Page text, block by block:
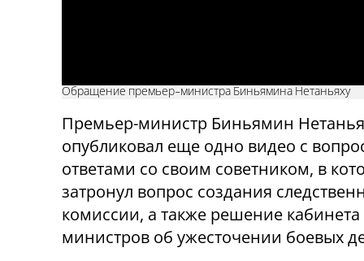
Обращение премьер-министра Биньямина Нетаньяху
Премьер-министр Биньямин
опубликовал еще одно видео с
ответами со своим советником, в
затронул вопрос создания
комиссии, а также решение кабинета
министров об ужесточении боевых